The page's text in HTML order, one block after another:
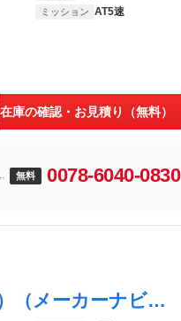
ミッション AT5速
在庫の確認・お見積り（無料）
無料 0078-6040-0830
スカイライン ３７０ＧＴ （禁煙車）（黒半革）（メーカーナビ）（バックカメラ）（サイドカメラ）（Ｂｌｕｅｔｏｏｔｈ接続）（ビルトインＥＴＣ）（ＨＩＤヘッドライト）（スマートキー＆プッシュスタート）（純正１８インチＡＷ）